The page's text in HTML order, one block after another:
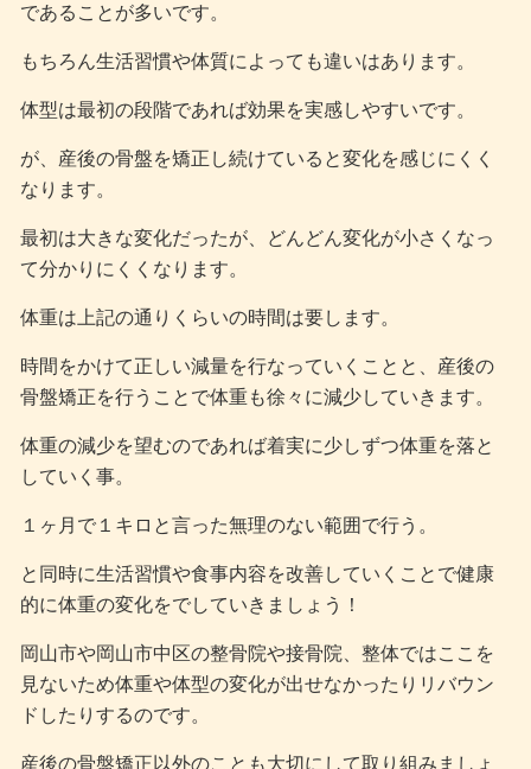
であることが多いです。
もちろん生活習慣や体質によっても違いはあります。
体型は最初の段階であれば効果を実感しやすいです。
が、産後の骨盤を矯正し続けていると変化を感じにくく
なります。
最初は大きな変化だったが、どんどん変化が小さくなっ
て分かりにくくなります。
体重は上記の通りくらいの時間は要します。
時間をかけて正しい減量を行なっていくことと、産後の
骨盤矯正を行うことで体重も徐々に減少していきます。
体重の減少を望むのであれば着実に少しずつ体重を落と
していく事。
１ヶ月で１キロと言った無理のない範囲で行う。
と同時に生活習慣や食事内容を改善していくことで健康
的に体重の変化をでしていきましょう！
岡山市や岡山市中区の整骨院や接骨院、整体ではここを
見ないため体重や体型の変化が出せなかったりリバウン
ドしたりするのです。
産後の骨盤矯正以外のことも大切にして取り組みましょ